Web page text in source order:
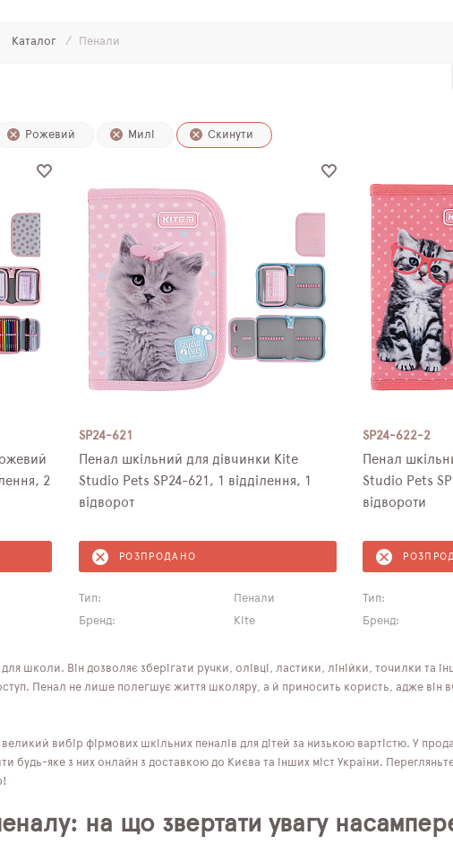
Каталог Пенали
Рожевий Милі Скинути
2
SP24-621
Пенал шкільний для дівчинки Kite
Studio Pets SP24-621, 1 відділення, 1
відворот
РОЗПРОДАНО
Тип:
Пенали
Бренд:
Kite
SP24-622-2
Пенал
Studio Pets
відвороти
Тип:
Бренд:
школи. Він дозволяє зберігати ручки, олівці, ластики, лінійки, точилки та
Пенал не лише полегшує життя школяру, а й приносить користь, адже він
великий вибір фірмових шкільних пеналів для дітей за низькою вартістю. У
будь-яке з них онлайн з доставкою до Києва та інших міст України.
на що звертати увагу